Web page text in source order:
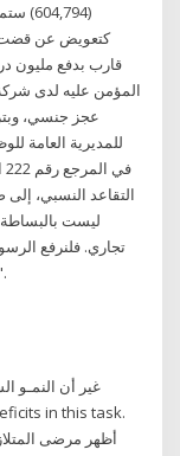
كتعويض عن قضت
قارب بدفع مليون
المؤمن عليه لدى شركة
عجز جنسي،
للمديرية العامة
التقاعد النسبي،
ليست بالبساطة
تجاري. فلنرفع
تؤدي ردود أفعال
غير أن
أظهر مرضى